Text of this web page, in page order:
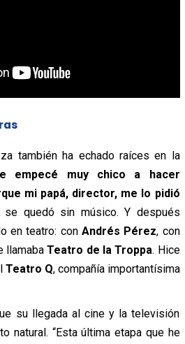
también ha echado raíces en la
empecé muy chico a hacer
mi papá, director, me lo pidió
se quedó sin músico. Y después
en teatro: con Andrés Pérez, con
llamabaTeatro de la Troppa. Hice
Teatro Q, compañía importantísima
su llegada al cine y la televisión
natural. “Esta última etapa que he